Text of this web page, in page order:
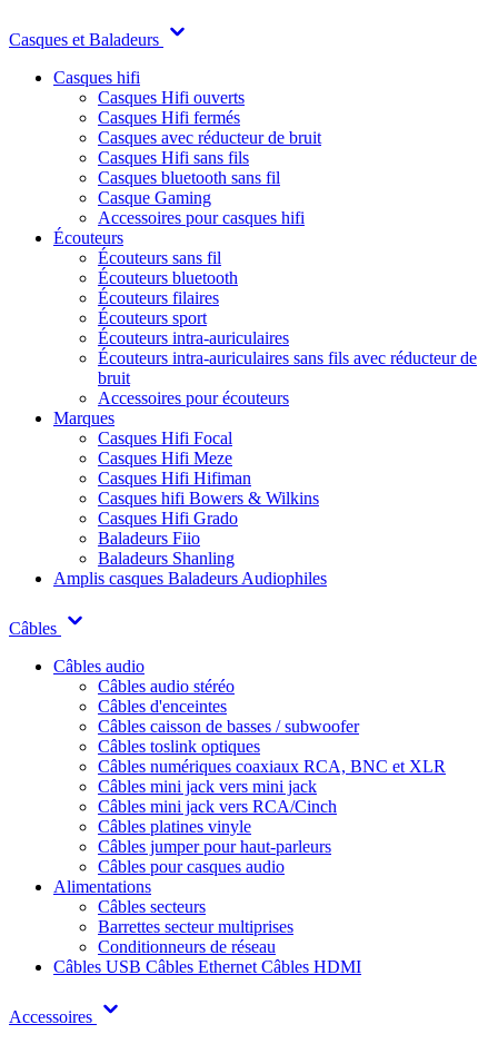
Casques et Baladeurs
Casques hifi
Casques Hifi ouverts
Casques Hifi fermés
Casques avec réducteur de bruit
Casques Hifi sans fils
Casques bluetooth sans fil
Casque Gaming
Accessoires pour casques hifi
Écouteurs
Écouteurs sans fil
Écouteurs bluetooth
Écouteurs filaires
Écouteurs sport
Écouteurs intra-auriculaires
Écouteurs intra-auriculaires sans fils avec réducteur de
bruit
Accessoires pour écouteurs
Marques
Casques Hifi Focal
Casques Hifi Meze
Casques Hifi Hifiman
Casques hifi Bowers & Wilkins
Casques Hifi Grado
Baladeurs Fiio
Baladeurs Shanling
Amplis casques Baladeurs Audiophiles
Câbles
Câbles audio
Câbles audio stéréo
Câbles d'enceintes
Câbles caisson de basses / subwoofer
Câbles toslink optiques
Câbles numériques coaxiaux RCA, BNC et XLR
Câbles mini jack vers mini jack
Câbles mini jack vers RCA/Cinch
Câbles platines vinyle
Câbles jumper pour haut-parleurs
Câbles pour casques audio
Alimentations
Câbles secteurs
Barrettes secteur multiprises
Conditionneurs de réseau
Câbles USB Câbles Ethernet Câbles HDMI
Accessoires